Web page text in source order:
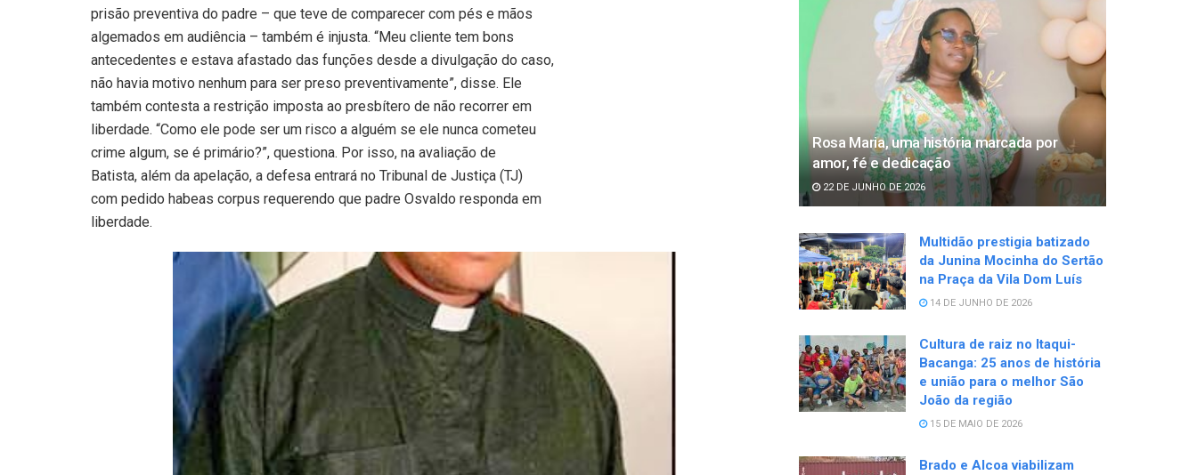
prisão preventiva do padre – que teve de comparecer com pés e mãos
algemados em audiência – também é injusta. “Meu cliente tem bons
antecedentes e estava afastado das funções desde a divulgação do caso,
não havia motivo nenhum para ser preso preventivamente”, disse. Ele
também contesta a restrição imposta ao presbítero de não recorrer em
liberdade. “Como ele pode ser um risco a alguém se ele nunca cometeu
crime algum, se é primário?”, questiona. Por isso, na avaliação de
Batista, além da apelação, a defesa entrará no Tribunal de Justiça (TJ)
com pedido habeas corpus requerendo que padre Osvaldo responda em
liberdade.
Rosa Maria, uma história marcada por
amor, fé e dedicação
22 DE JUNHO DE 2026
Multidão prestigia batizado
da Junina Mocinha do Sertão
na Praça da Vila Dom Luís
14 DE JUNHO DE 2026
Cultura de raiz no Itaqui-
Bacanga: 25 anos de história
e união para o melhor São
João da região
15 DE MAIO DE 2026
Brado e Alcoa viabilizam